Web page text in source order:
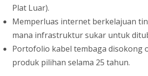
Plat Luar).
Memperluas internet berkelajuan
mana infrastruktur sukar untuk
Portofolio kabel tembaga disokong
produk pilihan selama 25 tahun.